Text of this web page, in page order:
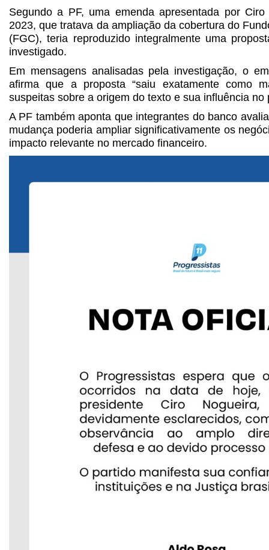
Segundo a PF, uma emenda apresentada por
2023, que tratava da ampliação da cobertura do
(FGC), teria reproduzido integralmente uma
investigado.
Em mensagens analisadas pela investigação, o
afirma que a proposta “saiu exatamente como
suspeitas sobre a origem do texto e sua influência no
A PF também aponta que integrantes do banco
mudança poderia ampliar significativamente os
impacto relevante no mercado financeiro.